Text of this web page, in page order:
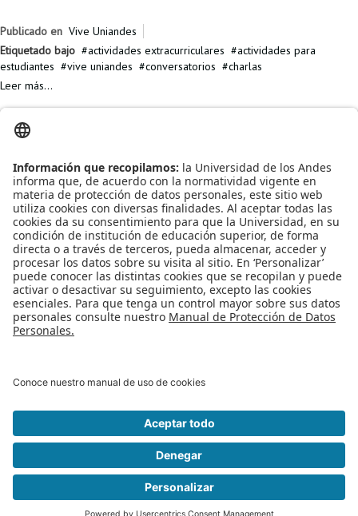
Publicado en Vive Uniandes
Etiquetado bajo
actividades extracurriculares
actividades para
estudiantes
vive uniandes conversatorios
charlas
Leer más...
Lunes, 16 Febrero 2015 00:00
I Conversatorio Música y Sociedad:
Perspectivas Transdisciplinares
Asiste a la socialización de experiencias académicas e investigativas en
relación con la música, adelantadas por estudiantes y egresados de
pregrado y maestría de ciencias sociales, artes y humanidades.
Publicado en Eventos